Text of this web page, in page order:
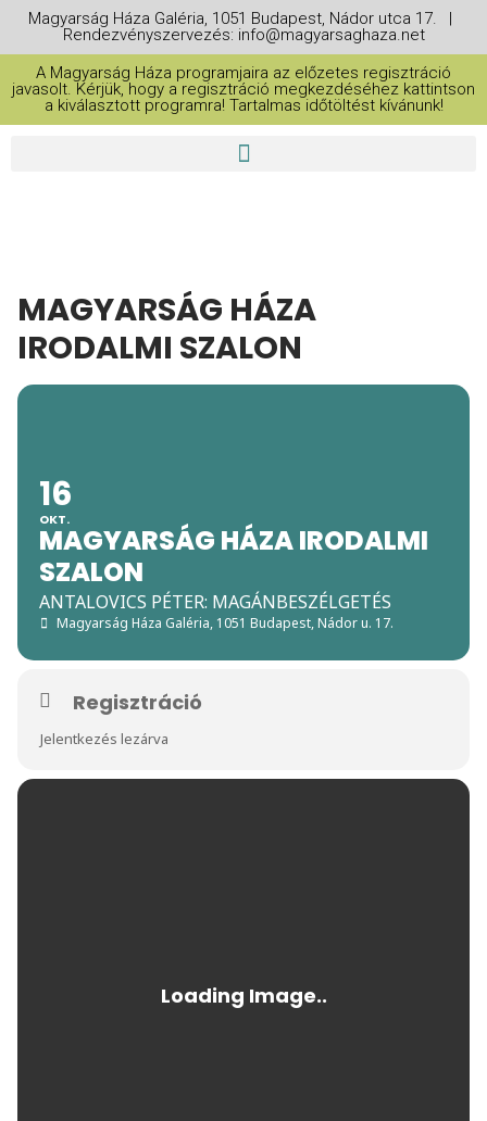
Magyarság Háza Galéria, 1051 Budapest, Nádor utca 17. |
Rendezvényszervezés: info@magyarsaghaza.net
A Magyarság Háza programjaira az előzetes regisztráció
javasolt. Kérjük, hogy a regisztráció megkezdéséhez kattintson
a kiválasztott programra! Tartalmas időtöltést kívánunk!
MAGYARSÁG HÁZA
IRODALMI SZALON
16
OKT.
MAGYARSÁG HÁZA IRODALMI
SZALON
ANTALOVICS PÉTER: MAGÁNBESZÉLGETÉS
Magyarság Háza Galéria, 1051 Budapest, Nádor u. 17.
Regisztráció
Jelentkezés lezárva